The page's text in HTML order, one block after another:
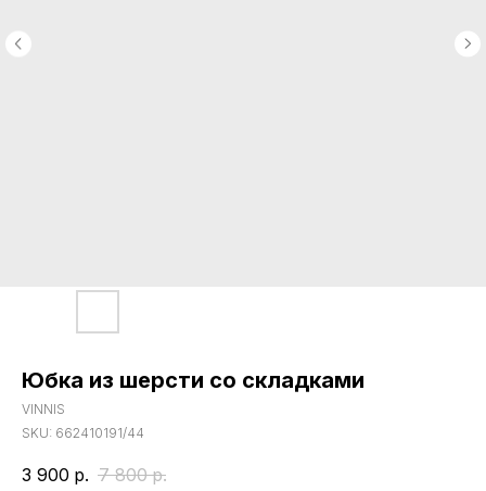
Юбка из шерсти со складками
VINNIS
SKU: 662410191/44
3 900 р. 7 800 р.